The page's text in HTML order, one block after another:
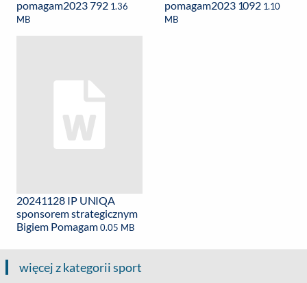
pomagam2023 792 1.36
MB
pomagam2023 1092 1.10
MB
20241128 IP UNIQA
sponsorem strategicznym
Bigiem Pomagam0.05 MB
więcej z kategorii sport